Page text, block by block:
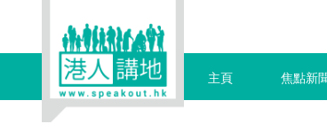
主頁 焦點新